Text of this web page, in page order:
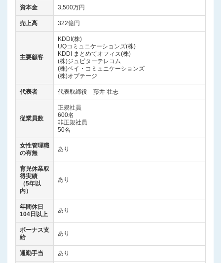
資本金 3,500万円
売上高 322億円
主要顧客
KDDI(株)
UQコミュニケーションズ(株)
KDDI まとめてオフィス(株)
(株)ジュピターテレコム
(株)ベイ・コミュニケーションズ
(株)オプテージ
代表者 代表取締役 藤井 壮志
従業員数
正規社員
600名
非正規社員
50名
女性管理職
の有無
あり
育児休業取
得実績
（5年以
内）
あり
年間休日
104日以上
あり
ボーナス支
給
あり
通勤手当 あり